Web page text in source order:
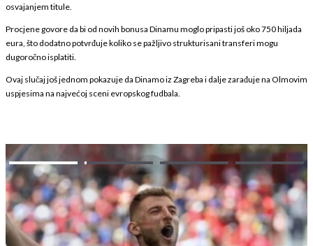
osvajanjem titule.
Procjene govore da bi od novih bonusa Dinamu moglo pripasti još oko 750 hiljada
eura, što dodatno potvrđuje koliko se pažljivo strukturisani transferi mogu
dugoročno isplatiti.
Ovaj slučaj još jednom pokazuje da Dinamo iz Zagreba i dalje zarađuje na Olmovim
uspjesima na najvećoj sceni evropskog fudbala.